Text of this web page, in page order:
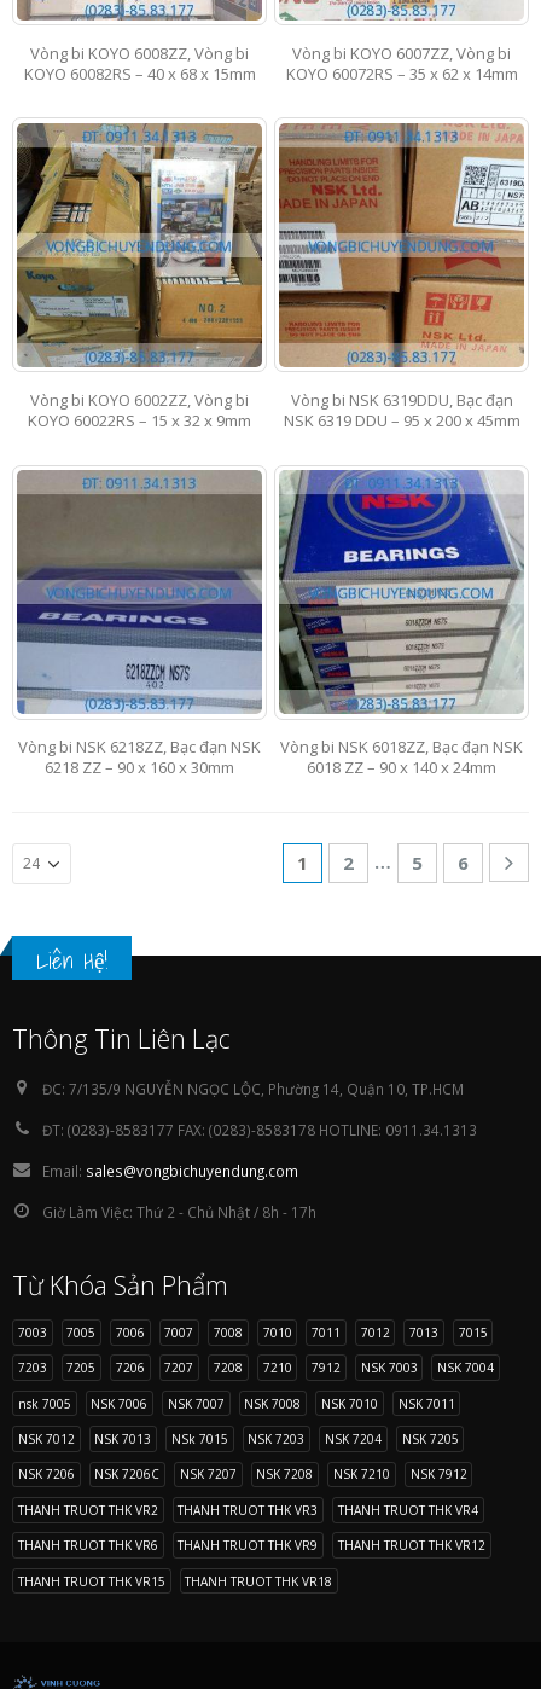
Vòng bi KOYO 6008ZZ, Vòng bi
KOYO 60082RS – 40 x 68 x 15mm
Vòng bi KOYO 6007ZZ, Vòng bi
KOYO 60072RS – 35 x 62 x 14mm
Vòng bi KOYO 6002ZZ, Vòng bi
KOYO 60022RS – 15 x 32 x 9mm
Vòng bi NSK 6319DDU, Bạc đạn
NSK 6319 DDU – 95 x 200 x 45mm
Vòng bi NSK 6218ZZ, Bạc đạn NSK
6218 ZZ – 90 x 160 x 30mm
Vòng bi NSK 6018ZZ, Bạc đạn NSK
6018 ZZ – 90 x 140 x 24mm
1 2 … 5 6
Liên Hệ!
Thông Tin Liên Lạc
ĐC: 7/135/9 NGUYỄN NGỌC LỘC, Phường 14, Quận 10, TP.HCM
ĐT: (0283)-8583177 FAX: (0283)-8583178 HOTLINE: 0911.34.1313
Email: sales@vongbichuyendung.com
Giờ Làm Việc: Thứ 2 - Chủ Nhật / 8h - 17h
Từ Khóa Sản Phẩm
7003 7005 7006 7007 7008 7010 7011 7012 7013 7015
7203 7205 7206 7207 7208 7210 7912 NSK 7003 NSK 7004
nsk 7005 NSK 7006 NSK 7007 NSK 7008 NSK 7010 NSK 7011
NSK 7012 NSK 7013 NSk 7015 NSK 7203 NSK 7204 NSK 7205
NSK 7206 NSK 7206C NSK 7207 NSK 7208 NSK 7210 NSK 7912
THANH TRUOT THK VR2 THANH TRUOT THK VR3 THANH TRUOT THK VR4
THANH TRUOT THK VR6 THANH TRUOT THK VR9 THANH TRUOT THK VR12
THANH TRUOT THK VR15 THANH TRUOT THK VR18